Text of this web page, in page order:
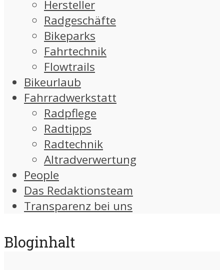
Hersteller
Radgeschäfte
Bikeparks
Fahrtechnik
Flowtrails
Bikeurlaub
Fahrradwerkstatt
Radpflege
Radtipps
Radtechnik
Altradverwertung
People
Das Redaktionsteam
Transparenz bei uns
Bloginhalt